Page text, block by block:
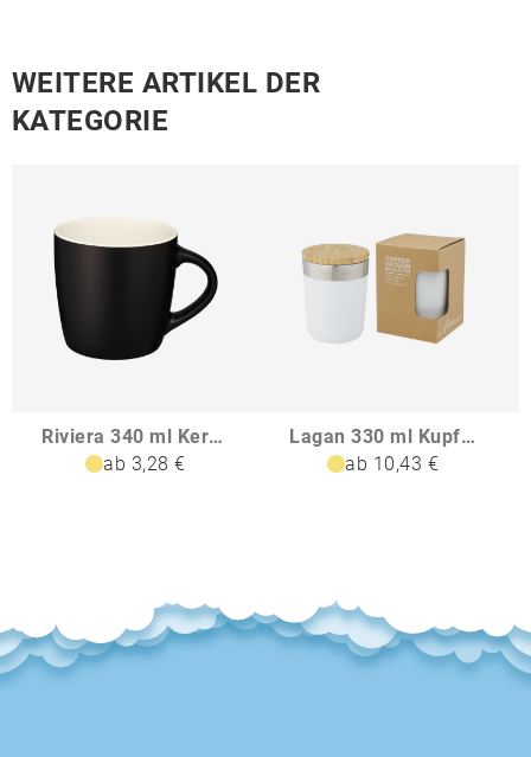
WEITERE ARTIKEL DER
KATEGORIE
Riviera 340 ml Keramikbecher
ab 3,28 €
Lagan 330 ml Kupfer-Vakuum Isolierbecher mit Bambusdeckel
ab 10,43 €